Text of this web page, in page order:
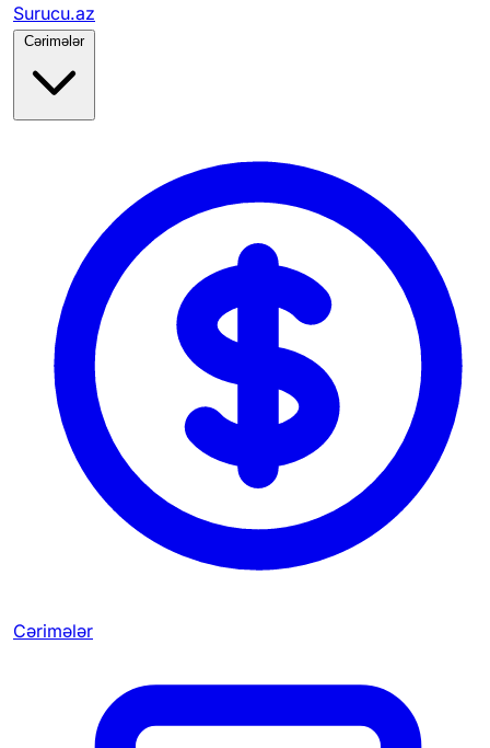
Surucu.az
Cərimələr
Cərimələr